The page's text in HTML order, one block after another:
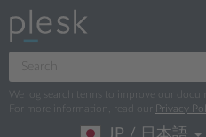
We log search terms to improve our
For more information, read our
Privacy